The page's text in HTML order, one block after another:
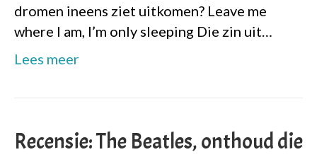
dromen ineens ziet uitkomen? Leave me
where I am, I’m only sleeping Die zin uit…
Lees meer
Recensie: The Beatles, onthoud die